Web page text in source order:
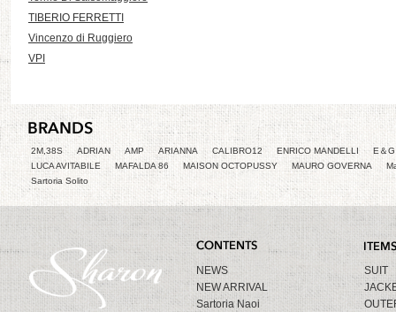
TIBERIO FERRETTI
Vincenzo di Ruggiero
VPI
2M,38S ADRIAN AMP ARIANNA CALIBRO12 ENRICO MANDELLI
E＆
LUCA AVITABILE
MAFALDA 86 MAISON OCTOPUSSY MAURO GOVERNA
Sartoria Solito
NEWS
NEW ARRIVAL
Sartoria Naoi
SUIT